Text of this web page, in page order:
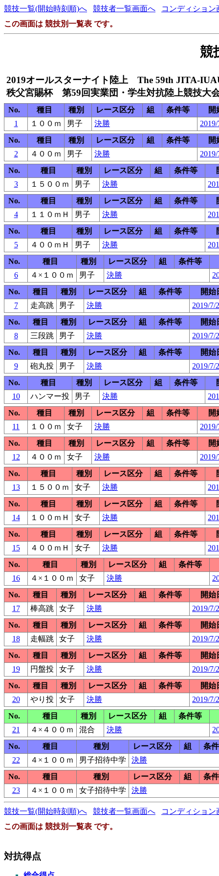
競技一覧(開始時刻順)へ 競技者一覧画面へ
コンディション
この画面は 競技別一覧表 です。
競
2019オールスターナイト陸上 The 59th JITA-
秩父宮賜杯 第59回実業団・学生対抗陸上競技大
No. 種目 種別 レース区分 組 条件等
開
1
１００ｍ 男子 決勝
No.
種目 種別 レース区分 組 条件等
開
2
４００ｍ 男子 決勝
No.
種目 種別 レース区分 組 条件等
3
１５００ｍ 男子 決勝
No.
種目 種別 レース区分 組 条件等
4
１１０ｍＨ 男子 決勝
No.
種目 種別 レース区分 組 条件等
5
４００ｍＨ 男子 決勝
No.
種目 種別 レース区分 組
条件等
6
４×１００ｍ 男子 決勝
No.
種目 種別 レース区分 組 条件等
開始
7
走高跳 男子 決勝
2019/7/
No.
種目 種別 レース区分 組 条件等
開始
8
三段跳 男子 決勝
2019/7/
No.
種目 種別 レース区分 組 条件等
開始
9
砲丸投 男子 決勝
2019/7/
No.
種目 種別 レース区分 組 条件等
10
ハンマー投 男子 決勝
No.
種目 種別 レース区分 組 条件等
開
11
１００ｍ 女子 決勝
No.
種目 種別 レース区分 組 条件等
開
12
４００ｍ 女子 決勝
No.
種目 種別 レース区分 組 条件等
13
１５００ｍ 女子 決勝
No.
種目 種別 レース区分 組 条件等
14
１００ｍＨ 女子 決勝
No.
種目 種別 レース区分 組 条件等
15
４００ｍＨ 女子 決勝
No.
種目 種別 レース区分 組
条件等
16
４×１００ｍ 女子 決勝
No.
種目 種別 レース区分 組 条件等
開始
17
棒高跳 女子 決勝
2019/7/
No.
種目 種別 レース区分 組 条件等
開始
18
走幅跳 女子 決勝
2019/7/
No.
種目 種別 レース区分 組 条件等
開始
19
円盤投 女子 決勝
2019/7/
No.
種目 種別 レース区分 組 条件等
開始
20
やり投 女子 決勝
2019/7/
No.
種目 種別 レース区分 組
条件等
21
４×４００ｍ 混合 決勝
No.
種目 種別 レース区分 組
条
22
４×１００ｍ 男子招待中学
決勝
No.
種目 種別 レース区分 組
条
23
４×１００ｍ 女子招待中学 決勝
競技一覧(開始時刻順)へ 競技者一覧画面へ
コンディション
この画面は 競技別一覧表 です。
対抗得点